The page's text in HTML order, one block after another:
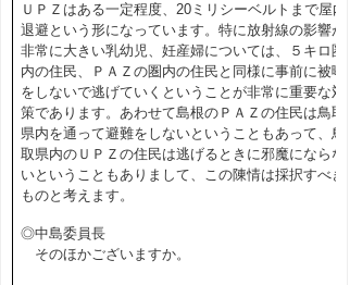
ＵＰＺはある一定程度、20ミリシーベルトまで屋内
退避という形になっています。特に放射線の影響が
非常に大きい乳幼児、妊産婦については、５キロ圏
内の住民、ＰＡＺの圏内の住民と同様に事前に被曝
をしないで逃げていくということが非常に重要な対
策であります。あわせて島根のＰＡＺの住民は鳥取
県内を通って避難をしないということもあって、鳥
取県内のＵＰＺの住民は逃げるときに邪魔にならな
いということもありまして、この陳情は採択すべき
ものと考えます。
◎中島委員長
そのほかございますか。